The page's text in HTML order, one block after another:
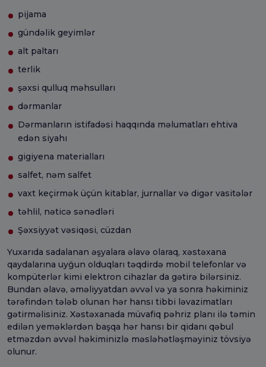
pijama
gündəlik geyimlər
alt paltarı
terlik
şəxsi qulluq məhsulları
dərmanlar
Dərmanların istifadəsi haqqında məlumatları ehtiva
edən siyahı
gigiyena materialları
salfet, nəm salfet
vaxt keçirmək üçün kitablar, jurnallar və digər vasitələr
təhlil, nəticə sənədləri
Şəxsiyyət vəsiqəsi, cüzdan
Yuxarıda sadalanan əşyalara əlavə olaraq, xəstəxana
qaydalarına uyğun olduqları təqdirdə mobil telefonlar və
kompüterlər kimi elektron cihazlar da gətirə bilərsiniz.
Bundan əlavə, əməliyyatdan əvvəl və ya sonra həkiminiz
tərəfindən tələb olunan hər hansı tibbi ləvazimatları
gətirməlisiniz. Xəstəxanada müvafiq pəhriz planı ilə təmin
edilən yeməklərdən başqa hər hansı bir qidanı qəbul
etməzdən əvvəl həkiminizlə məsləhətləşməyiniz tövsiyə
olunur.